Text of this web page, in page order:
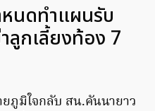
นดทำแผนรับ
ลูกเลี้ยงท้อง 7
ภูมิใจกลับ​ สน.คันนายาว​